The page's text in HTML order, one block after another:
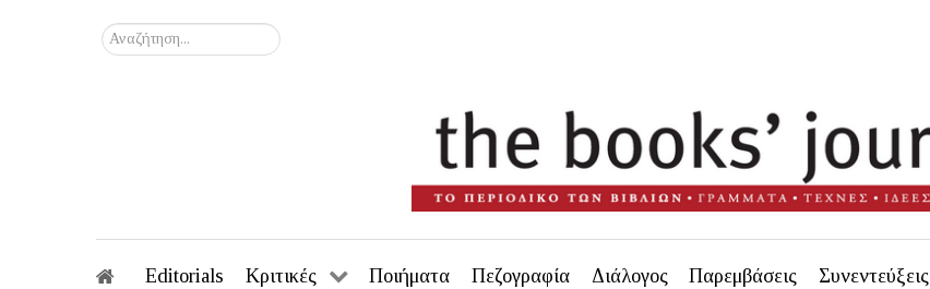
Αναζήτηση...
Editorials Κριτικές Ποιήματα Πεζογραφία Διάλογος Παρεμβάσεις Συνεντεύξεις